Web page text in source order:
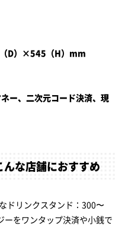
D）×545（H）mm
ー、二次元コード決済、現
な店舗におすすめ
ドリンクスタンド：300〜
をワンタップ決済や小銭で